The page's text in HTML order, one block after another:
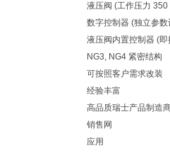
液压阀 (工作压力
数字控制器 (独立参数
液压阀内置控制器 (即
NG3, NG4 紧密结构
可按照客户需求改装
经验丰富
高品质瑞士产品制造
销售网
应用